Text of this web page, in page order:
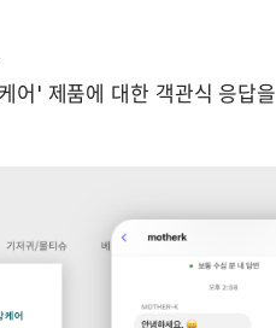
어' 제품에 대한 객관식 응답을